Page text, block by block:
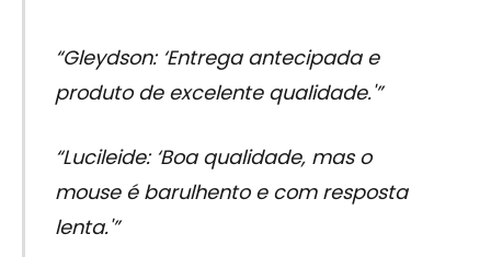
“Gleydson: ‘Entrega antecipada e
produto de excelente qualidade.'”
“Lucileide: ‘Boa qualidade, mas o
mouse é barulhento e com resposta
lenta.'”